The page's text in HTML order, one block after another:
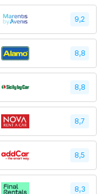
9,2
8,8
8,8
8,7
8,5
8,3